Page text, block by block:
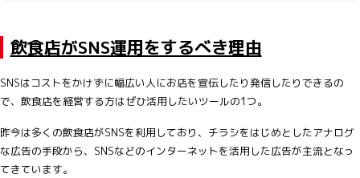
飲食店がSNS運用をするべき理由
SNSはコストをかけずに幅広い人にお店を宣伝したり発信したりできるの
で、飲食店を経営する方はぜひ活用したいツールの1つ。
昨今は多くの飲食店がSNSを利用しており、チラシをはじめとしたアナログ
な広告の手段から、SNSなどのインターネットを活用した広告が主流となっ
てきています。